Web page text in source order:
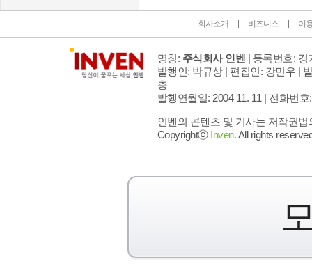
회사소개 비즈니스 이
명칭: 주식회사 인벤 | 등록번호: 경
발행인: 박규상 | 편집인: 강민우 |
층
발행연월일: 2004 11. 11 | 전화번호
인벤의 콘텐츠 및 기사는 저작권
Copyrightⓒ Inven.All rights